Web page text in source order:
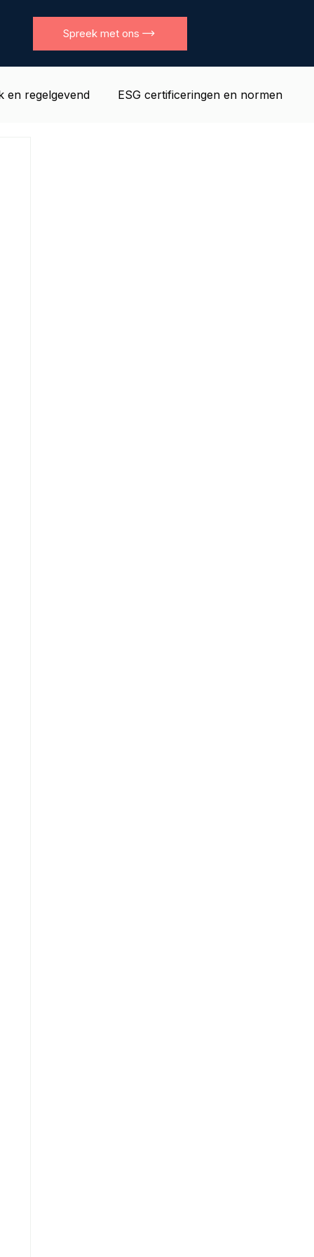
Spreek met ons
en regelgevend ESG certificeringen en normen